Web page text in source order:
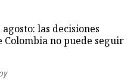
las decisiones
Colombia no puede seguir